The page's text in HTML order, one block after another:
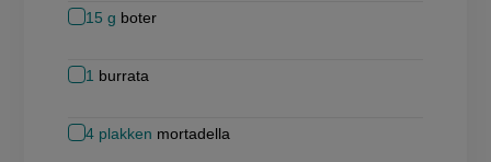
15 g boter
1 burrata
4 plakken mortadella